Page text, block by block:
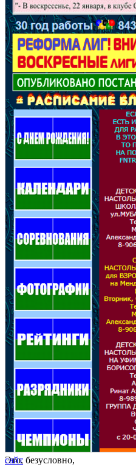
Это, безусловно,
сайт